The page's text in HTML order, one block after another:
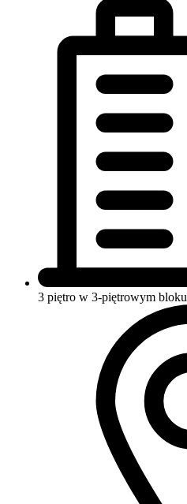
3 piętro w 3-piętrowym bloku